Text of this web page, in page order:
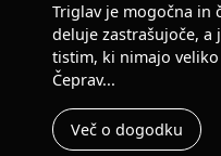
Triglav je mogočna in
deluje zastrašujoče, a
tistim, ki nimajo
Čeprav...
Več o dogodku